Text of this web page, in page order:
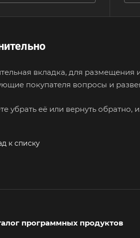
вкладка, для размещения
покупателя вопросы и
убрать её или вернуть обратно,
к списку
программных продуктов